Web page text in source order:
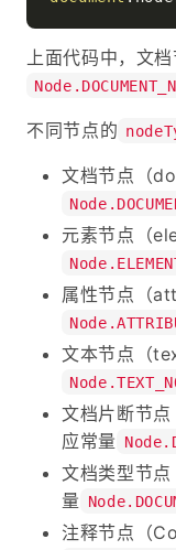
上面代码中，文
不同节点的
文档节点（
元素节点（
属性节点（
文本节点（
文档片断节
应常量
文档类型节
量
注释节点（